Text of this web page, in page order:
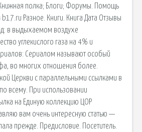
полка; Блоги; Форумы. Помощь
Разное. Книги. Книга Дата Отзывы
в выдыхаемом воздухе
углекислого газа на 4% и
Сериалом называют особый
во многих отношения более.
Церкви с параллельными ссылками в
всему. При использовании
на Единую коллекцию ЦОР
вам очень интересную статью —
прежде. Предисловие. Посетитель.